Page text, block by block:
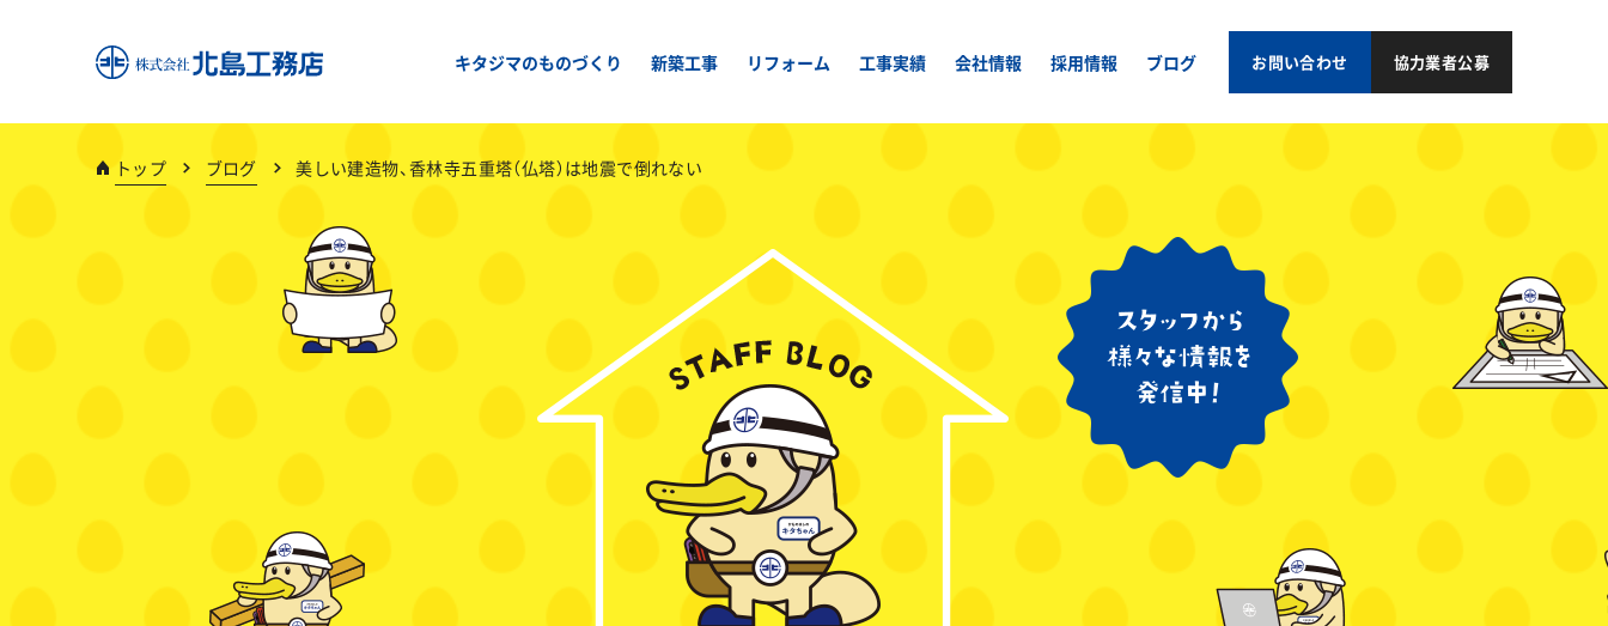
キタジマのものづくり 新築工事 リフォーム 工事実績 会社情報 採用情報 ブログ お問い合わせ 協力業者公募
トップ ブログ 美しい建造物、香林寺五重塔（仏塔）は地震で倒れない